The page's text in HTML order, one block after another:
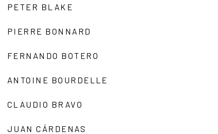
PETER BLAKE
PIERRE BONNARD
FERNANDO BOTERO
ANTOINE BOURDELLE
CLAUDIO BRAVO
JUAN CÁRDENAS